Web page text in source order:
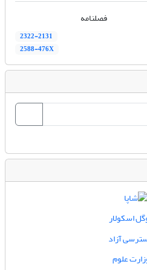
فصلنامه
2322-2131
2588-476X